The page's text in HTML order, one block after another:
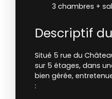
3 chambres +
Descriptif
Situé 5 rue du
sur 5 étages, dans
bien gérée,
: